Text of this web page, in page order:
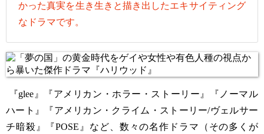
かった真実を生き生きと描き出したエキサイティング
なドラマです。
『glee』『アメリカン・ホラー・ストーリー』『ノーマル
ハート』『アメリカン・クライム・ストーリー/ヴェルサー
チ暗殺』『POSE』など、数々の名作ドラマ（その多くが